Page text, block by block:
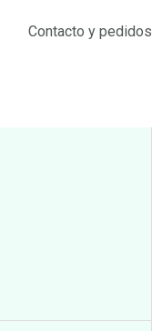
Contacto y pedidos